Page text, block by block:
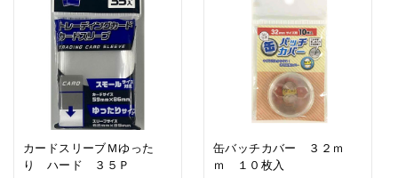
カードスリーブＭゆった
り ハード ３５Ｐ
缶バッチカバー ３２ｍ
ｍ １０枚入